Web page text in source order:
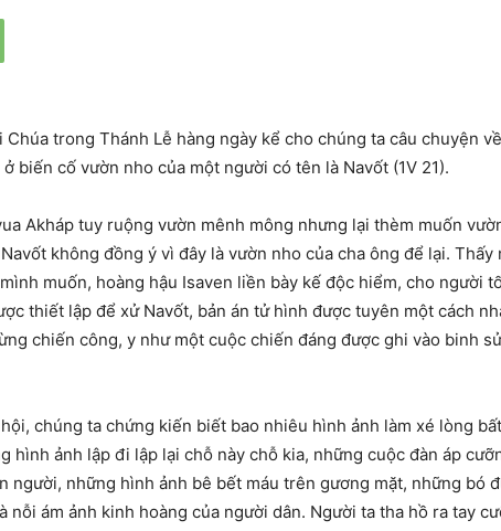
trong Thánh Lễ hàng ngày kể cho chúng ta câu chuyện
biến cố vườn nho của một người có tên là Navốt (1V 21).
Akháp tuy ruộng vườn mênh mông nhưng lại thèm muốn
không đồng ý vì đây là vườn nho của cha ông để lại.
muốn, hoàng hậu Isaven liền bày kế độc hiểm, cho người
thiết lập để xử Navốt, bản án tử hình được tuyên một cách
chiến công, y như một cuộc chiến đáng được ghi vào binh
chúng ta chứng kiến biết bao nhiêu hình ảnh làm xé lòng
hình ảnh lập đi lập lại chỗ này chỗ kia, những cuộc đàn áp
người, những hình ảnh bê bết máu trên gương mặt, những bó
nỗi ám ảnh kinh hoàng của người dân. Người ta tha hồ ra tay